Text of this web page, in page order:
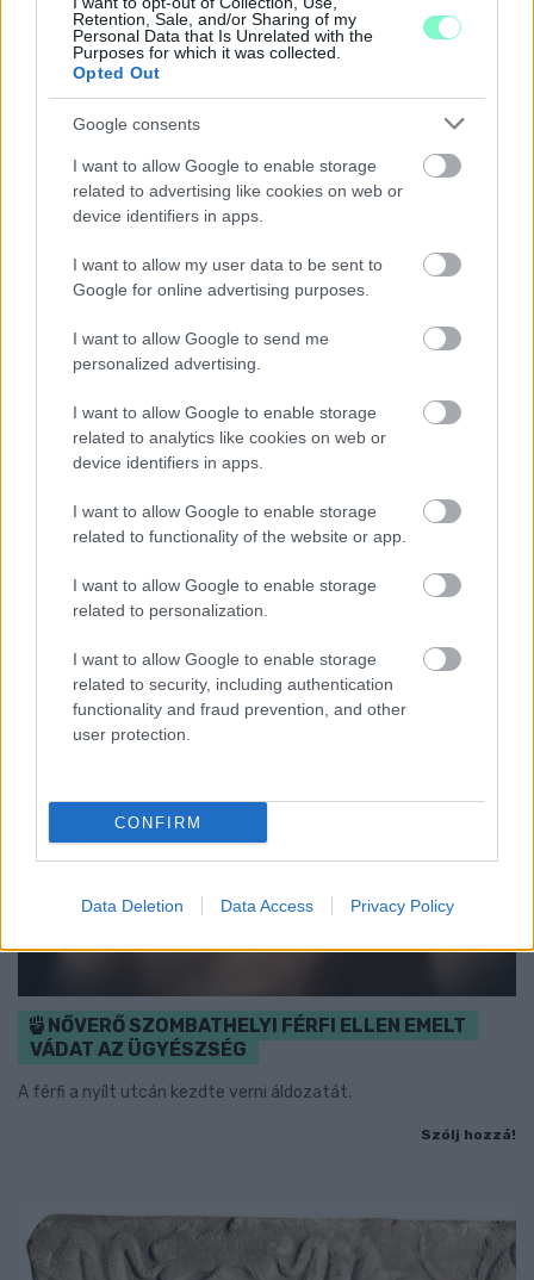
Retention, Sale, and/or Sharing of my
Personal Data that Is Unrelated with the
Purposes for which it was collected.
Opted Out
Google consents
I want to allow Google to enable storage
related to advertising like cookies on web or
device identifiers in apps.
I want to allow my user data to be sent to
Google for online advertising purposes.
I want to allow Google to send me
personalized advertising.
I want to allow Google to enable storage
related to analytics like cookies on web or
device identifiers in apps.
I want to allow Google to enable storage
related to functionality of the website or app.
I want to allow Google to enable storage
related to personalization.
I want to allow Google to enable storage
related to security, including authentication
functionality and fraud prevention, and other
user protection.
CONFIRM
Data Deletion Data Access Privacy Policy
ÁTADJÁK A MEGÚJULT ERZSÉBET LIGETI
KRESZ-PARKOT GYŐRBEN – CSALÁDI
Ügyességi versenyek, KRESZ-kvíz, ingyenes kerékpár- és e-
rollerjelölés is várja a családokat augusztus 8-án.
Szólj hozzá!
NŐVERŐ SZOMBATHELYI FÉRFI ELLEN EMELT
VÁDAT AZ ÜGYÉSZSÉG
A férfi a nyílt utcán kezdte verni áldozatát.
Szólj hozzá!